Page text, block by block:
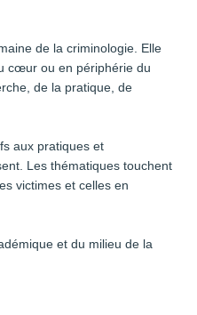
de la criminologie. Elle
cœur ou en périphérie du
de la pratique, de
aux pratiques et
Les thématiques touchent
victimes et celles en
et du milieu de la